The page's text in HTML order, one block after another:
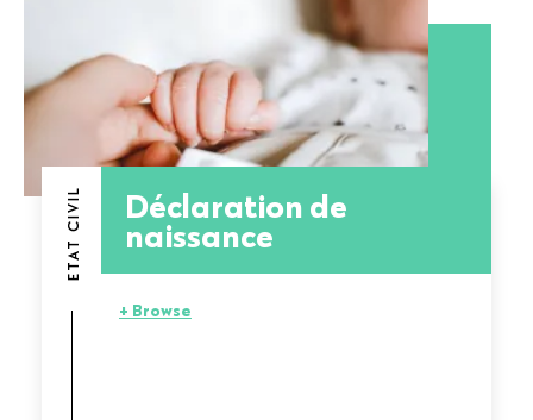
ETAT CIVIL Déclaration de
naissance
+ Browse